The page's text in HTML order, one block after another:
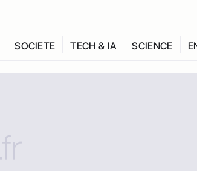
SOCIETE TECH & IA SCIENCE